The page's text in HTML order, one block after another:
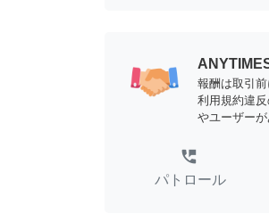
報酬は取引
利用規約違
やユーザーが
perm_phone_msg
パトロール